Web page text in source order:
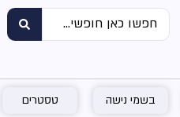
בשמי נישה טסטרים